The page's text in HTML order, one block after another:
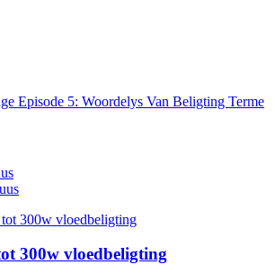
Episode 5: Woordelys Van Beligting Terme
300w vloedbeligting